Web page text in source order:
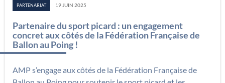
PARTENARIAT 19 JUIN 2025
Partenaire du sport picard : un engagement
concret aux côtés de la Fédération Française de
Ballon au Poing !
AMP s’engage aux côtés de la Fédération Française de